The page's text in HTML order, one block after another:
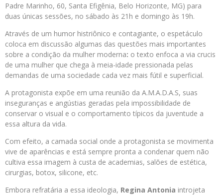
Padre Marinho, 60, Santa Efigênia, Belo Horizonte, MG) para
duas únicas sessões, no sábado às 21h e domingo às 19h.
Através de um humor histriônico e contagiante, o espetáculo
coloca em discussão algumas das questões mais importantes
sobre a condição da mulher moderna: o texto enfoca a via crucis
de uma mulher que chega à meia-idade pressionada pelas
demandas de uma sociedade cada vez mais fútil e superficial.
A protagonista expõe em uma reunião da A.M.A.D.A.S, suas
inseguranças e angústias geradas pela impossibilidade de
conservar o visual e o comportamento típicos da juventude a
essa altura da vida.
Com efeito, a camada social onde a protagonista se movimenta
vive de aparências e está sempre pronta a condenar quem não
cultiva essa imagem à custa de academias, salões de estética,
cirurgias, botox, silicone, etc.
Embora refratária a essa ideologia, Regina Antonia introjeta